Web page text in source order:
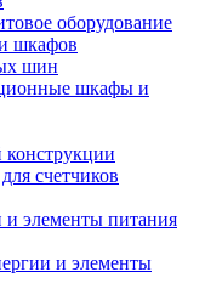
оборудование
шкафов
шин
шкафы и
счетчиков
и элементы питания
и элементы